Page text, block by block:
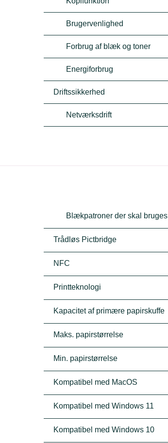
Brugervenlighed
Forbrug af blæk og toner
Energiforbrug
Driftssikkerhed
Netværksdrift
Blækpatroner der skal bruges
Trådløs Pictbridge
NFC
Printteknologi
Kapacitet af primære papirskuffe
Maks. papirstørrelse
Min. papirstørrelse
Kompatibel med MacOS
Kompatibel med Windows 11
Kompatibel med Windows 10